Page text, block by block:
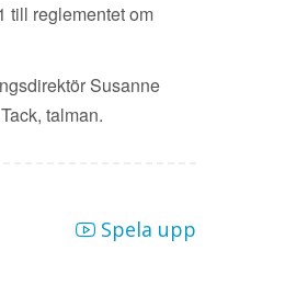
till reglementet om
Susanne
talman.
Spela upp